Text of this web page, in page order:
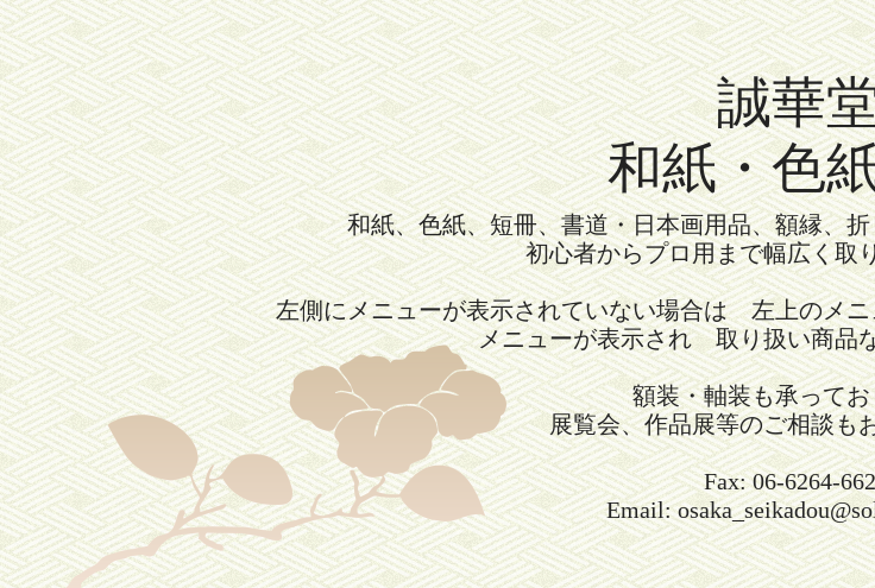
誠華
和紙・色
和紙、色紙、短冊、書道・日本画用品、額縁、
初心者からプロ用まで幅広く取
左側にメニューが表示されていない場合は 左上のメ
メニューが表示され 取り扱い商品
額装・軸装も承って
展覧会、作品展等のご相談も
Fax: 06-6264-
Email: